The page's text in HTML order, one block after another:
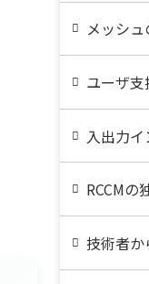
メッシ
ユーザ
入出力
RCCMの
技術者か